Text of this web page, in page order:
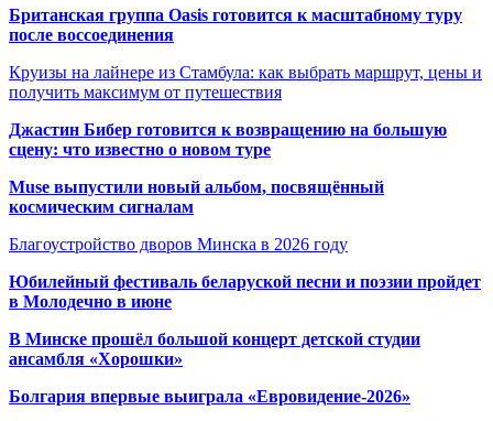
Британская группа Oasis готовится к масштабному туру
после воссоединения
Круизы на лайнере из Стамбула: как выбрать маршрут, цены и
получить максимум от путешествия
Джастин Бибер готовится к возвращению на большую
сцену: что известно о новом туре
Muse выпустили новый альбом, посвящённый
космическим сигналам
Благоустройство дворов Минска в 2026 году
Юбилейный фестиваль беларуской песни и поэзии пройдет
в Молодечно в июне
В Минске прошёл большой концерт детской студии
ансамбля «Хорошки»
Болгария впервые выиграла «Евровидение-2026»